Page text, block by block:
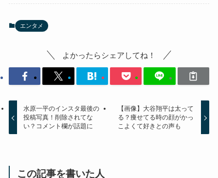
エンタメ
よかったらシェアしてね！
水原一平のインスタ最後の
投稿写真！削除されてな
い？コメント欄が話題に
【画像】大谷翔平は太って
る？痩せてる時の顔がかっ
こよくて好きとの声も
この記事を書いた人